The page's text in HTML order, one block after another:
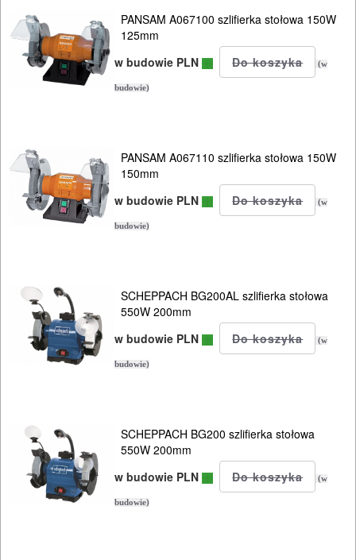
ELEKTRONARZĘDZIA
SIECIOWE
PANSAM A067100 szlifierka stołowa 150W
125mm
w budowie PLN
(w
budowie)
PANSAM A067110 szlifierka stołowa 150W
150mm
w budowie PLN
(w
budowie)
SCHEPPACH BG200AL szlifierka stołowa
550W 200mm
w budowie PLN
(w
budowie)
SCHEPPACH BG200 szlifierka stołowa
550W 200mm
w budowie PLN
(w
budowie)